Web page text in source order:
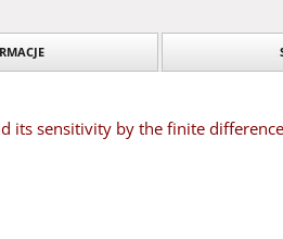
its sensitivity by the finite